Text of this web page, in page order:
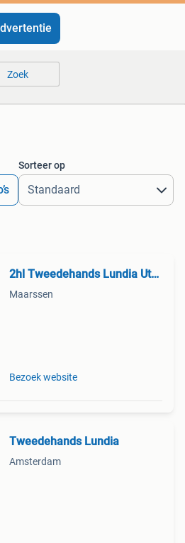
Zoek
Sorteer op
2hl Tweedehands Lundia Utrecht
Maarssen
Bezoek website
Tweedehands Lundia
Amsterdam